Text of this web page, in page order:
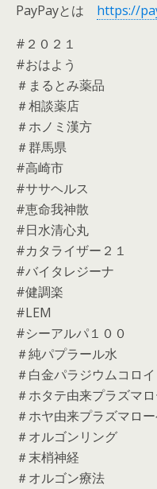
PayPayとは https://
#２０２１
#おはよう
＃まるとみ薬品
＃相談薬店
＃ホノミ漢方
＃群馬県
#高崎市
#ササヘルス
#恵命我神散
#日水清心丸
#カタライザー２１
#バイタレジーナ
#健調楽
#LEM
#シーアルパ１００
＃純パプラール水
＃白金パラジウムコロ
＃ホタテ由来プラズマ
＃ホヤ由来プラズマロ
＃オルゴンリング
＃末梢神経
＃オルゴン療法